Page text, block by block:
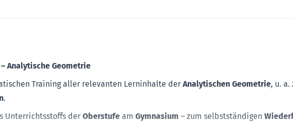
Analytische Geometrie
Training aller relevanten Lerninhalte der Analytischen Geometrie, u. a.
.
Unterrichtsstoffs der Oberstufe am Gymnasium – zum selbstständigen